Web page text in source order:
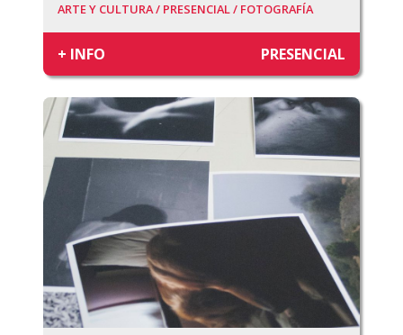
ARTE Y CULTURA / PRESENCIAL / FOTOGRAFÍA
+ INFO PRESENCIAL